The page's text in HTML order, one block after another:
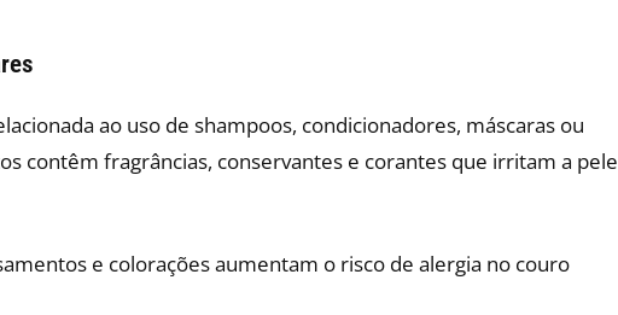
ao uso de shampoos, condicionadores, máscaras ou
contêm fragrâncias, conservantes e corantes que irritam a pele
e colorações aumentam o risco de alergia no couro